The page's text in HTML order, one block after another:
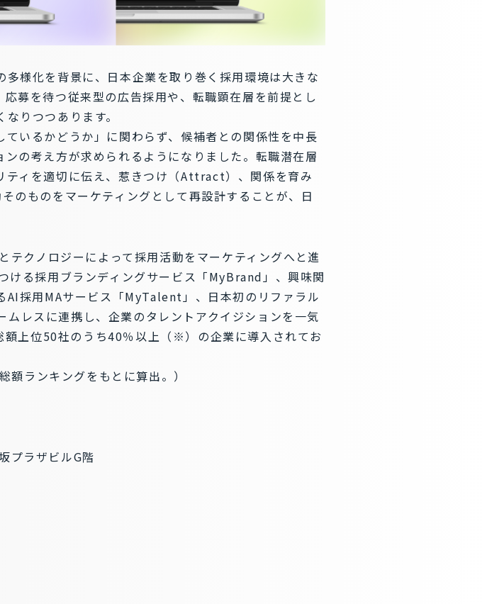
様化を背景に、日本企業を取り巻く採用環境は大きな
募を待つ従来型の広告採用や、転職顕在層を前提とし
りつつあります。
いるかどうか」に関わらず、候補者との関係性を中長
の考え方が求められるようになりました。転職潜在層
ティを適切に伝え、惹きつけ（Attract）、関係を育み
ものをマーケティングとして再設計することが、日
テクノロジーによって採用活動をマーケティングへと進
ける採用ブランディングサービス「MyBrand」、興味関
採用MAサービス「MyTalent」、日本初のリファラル
レスに連携し、企業のタレントアクイジションを一気
上位50社のうち40％以上（※）の企業に導入されてお
ランキングをもとに算出。）
ラザビルG階